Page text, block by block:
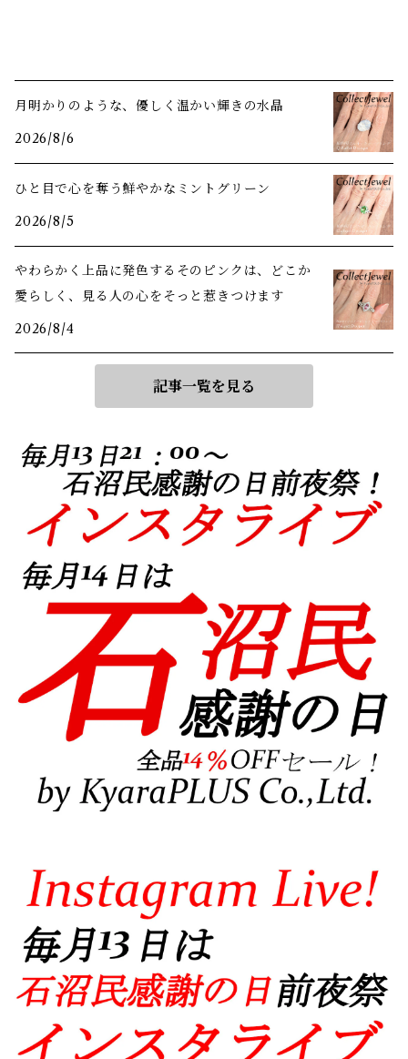
月明かりのような、優しく温かい輝きの水晶
2026/8/6
ひと目で心を奪う鮮やかなミントグリーン
2026/8/5
やわらかく上品に発色するそのピンクは、どこか
愛らしく、見る人の心をそっと惹きつけます
2026/8/4
記事一覧を見る